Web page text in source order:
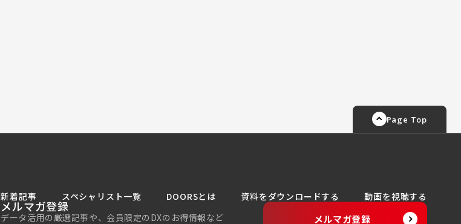
Page Top
新着記事 スペシャリスト一覧 DOORSとは 資料をダウンロードする 動画を視聴する
メルマガ登録
データ活用の厳選記事や、会員限定のDXのお得情報など メルマガ登録